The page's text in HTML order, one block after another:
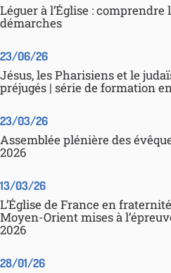
Léguer à l’Église : comprendre
démarches
23/06/26
Jésus, les Pharisiens et le
préjugés | série de formation
23/03/26
Assemblée plénière des
2026
13/03/26
L’Église de France en
Moyen-Orient mises à
2026
28/01/26